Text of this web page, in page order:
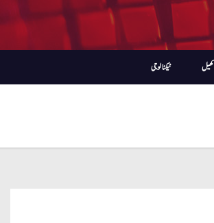
کھیل ٹیکنالوجی